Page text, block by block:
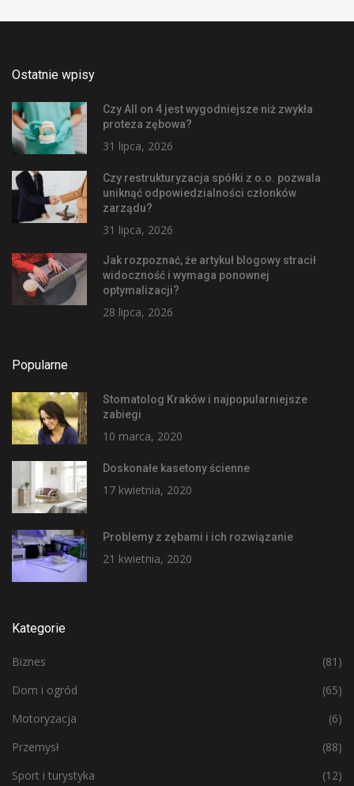
Ostatnie wpisy
Czy All on 4 jest wygodniejsze niż zwykła
proteza zębowa?
31 lipca, 2026
Czy restrukturyzacja spółki z o.o. pozwala
uniknąć odpowiedzialności członków
zarządu?
31 lipca, 2026
Jak rozpoznać, że artykuł blogowy stracił
widoczność i wymaga ponownej
optymalizacji?
28 lipca, 2026
Popularne
Stomatolog Kraków i najpopularniejsze
zabiegi
10 marca, 2020
Doskonałe kasetony ścienne
17 kwietnia, 2020
Problemy z zębami i ich rozwiązanie
21 kwietnia, 2020
Kategorie
Biznes
(81)
Dom i ogród
(65)
Motoryzacja
(6)
Przemysł
(88)
Sport i turystyka
(12)